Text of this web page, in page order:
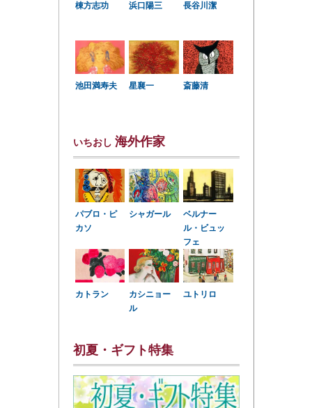
棟方志功 浜口陽三 長谷川潔
池田満寿夫 星襄一 斎藤清
いちおし 海外作家
パブロ・ピ
カソ
シャガール
ベルナー
ル・ビュッ
フェ
カトラン
カシニョー
ル
ユトリロ
初夏・ギフト特集